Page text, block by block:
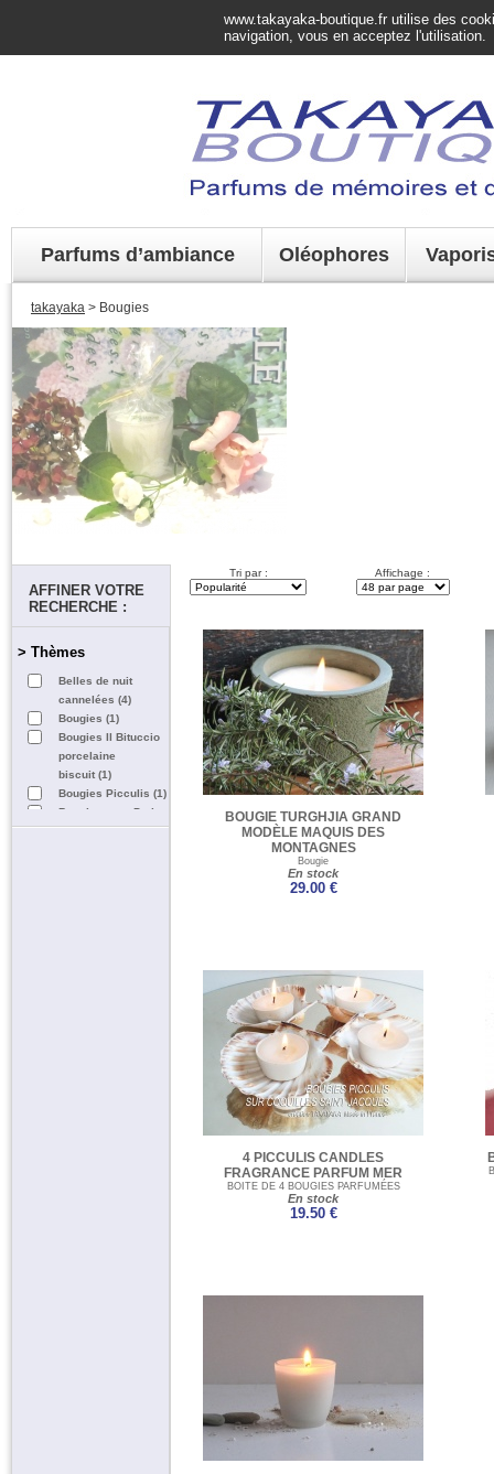
www.takayaka-boutique.fr utilise des
navigation, vous en acceptez l'utilisation.
Parfums d’ambiance Oléophores
takayaka > Bougies
AFFINER VOTRE
RECHERCHE :
> Thèmes
Belles de nuit
cannelées (4)
Bougies (1)
Bougies Il Bituccio
porcelaine
biscuit (1)
Bougies Picculis (1)
Bougies pour Patios
et Terrasses (6)
Tri par : Affichage :
BOUGIE TURGHJIA GRAND
MODÈLE MAQUIS DES
MONTAGNES
Bougie
En stock
29.00 €
4 PICCULIS CANDLES
FRAGRANCE PARFUM MER
BOITE DE 4 BOUGIES PARFUMÉES
En stock
19.50 €